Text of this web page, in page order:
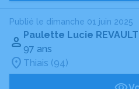
Publié le dimanche 01 juin 2025
Paulette Lucie REVAULT
97 ans
Thiais (94)